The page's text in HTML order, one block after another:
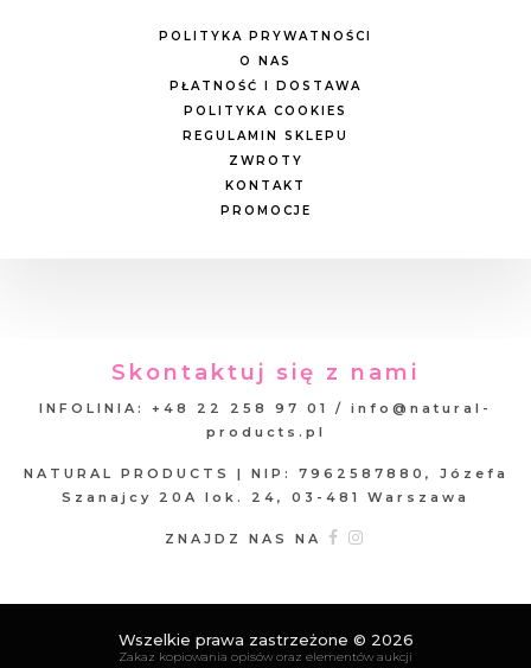
POLITYKA PRYWATNOŚCI
O NAS
PŁATNOŚĆ I DOSTAWA
POLITYKA COOKIES
REGULAMIN SKLEPU
ZWROTY
KONTAKT
PROMOCJE
Skontaktuj się z nami
INFOLINIA: +48 22 258 97 01 / info@natural-
products.pl
NATURAL PRODUCTS | NIP: 7962587880, Józefa
Szanajcy 20A lok. 24, 03-481 Warszawa
ZNAJDZ NAS NA
Wszelkie prawa zastrzeżone © 2026
Zakaz kopiowania opisów oraz elementów aukcji